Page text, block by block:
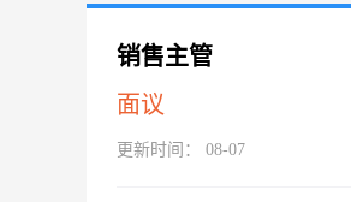
销售主管
面议
更新时间： 08-07